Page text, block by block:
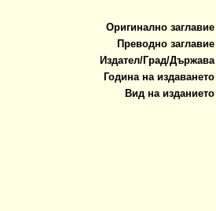
Оригинално заглавие
Преводно заглавие
Издател/Град/Държава
Година на издаването
Вид на изданието